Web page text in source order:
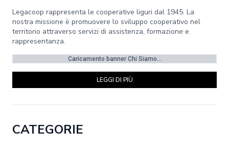
Legacoop rappresenta le cooperative liguri dal 1945. La
nostra missione è promuovere lo sviluppo cooperativo nel
territorio attraverso servizi di assistenza, formazione e
rappresentanza.
Caricamento banner Chi Siamo...
LEGGI DI PIÙ
CATEGORIE